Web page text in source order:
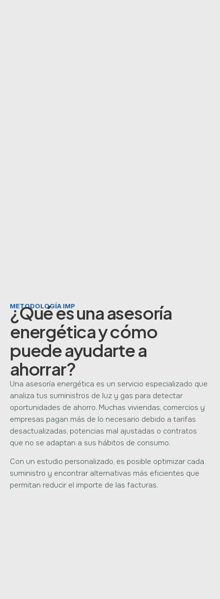
METODOLOGÍA IMP
¿Qué es una asesoría
energética y cómo
puede ayudarte a
ahorrar?
Una asesoría energética es un servicio especializado que
analiza tus suministros de luz y gas para detectar
oportunidades de ahorro. Muchas viviendas, comercios y
empresas pagan más de lo necesario debido a tarifas
desactualizadas, potencias mal ajustadas o contratos
que no se adaptan a sus hábitos de consumo.
Con un estudio personalizado, es posible optimizar cada
suministro y encontrar alternativas más eficientes que
permitan reducir el importe de las facturas.